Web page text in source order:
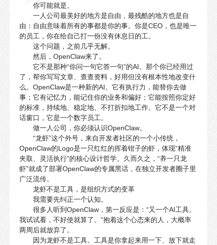
你可能就是。
一人公司最美好的地方是自由，最残酷的地方也是自
由：自由意味着所有的事都是你的事。你是CEO，也是唯一
的员工，你在给自己打一份没有休息日的工。
这个问题，之前几乎无解。
然后，OpenClaw来了。
它不是那种“你问一句它答一句”的AI。那个你已经用过
了，帮你写写文章、查查资料，好用但没有根本性地改变什
么。OpenClaw是一种新的AI。它有执行力，能替你去做
事；它有记忆力，能记住你的业务和偏好；它能按照你定好
的标准，持续地、稳定地、不打折扣地工作。它不是一个对
话窗口，它是一个数字员工。
做一人公司，你必须认识OpenClaw。
“龙虾”这个外号，来自开发者社区的一个小传统，
OpenClaw的Logo是一只红红的挥着钳子的虾，体现“精准
夹取、灵活执行”的核心设计哲学。久而久之，“养一只龙
虾”就成了部署OpenClaw的专属黑话，在独立开发者圈子里
广泛流传。
龙虾不是工具，是组织方式的变革
我需要先纠正一个认知。
很多人听到OpenClaw，第一反应是：“又一个AI工具。
我试试看，不好使就算了。”抱着这个心态来的人，大概率
两周后就放弃了。
因为龙虾不是工具。工具是你拿起来用一下、放下就走